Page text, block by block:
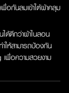
อกันลมเข้าใต้ผ้าคลุม
ด้ดีกว่าผ้าไนลอน
ให้สามารถป้องกัน
พื่อความสวยงาม